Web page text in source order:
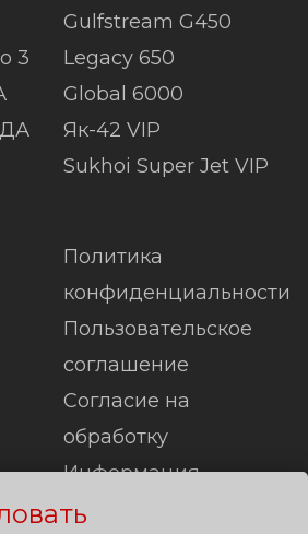
3
Gulfstream G450
Legacy 650
Global 6000
Як-42 VIP
Sukhoi Super Jet VIP
Политика
конфиденциальности
Пользовательское
соглашение
Согласие на
обработку
Информация
Карта сайта